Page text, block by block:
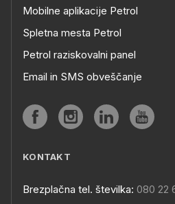
Mobilne aplikacije Petrol
Spletna mesta Petrol
Petrol raziskovalni panel
Email in SMS obveščanje
KONTAKT
Brezplačna tel. številka: 080 22